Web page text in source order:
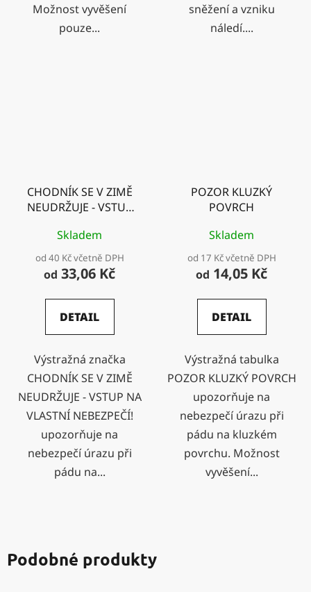
Možnost vyvěšení
pouze...
sněžení a vzniku
náledí....
CHODNÍK SE V ZIMĚ
NEUDRŽUJE - VSTUP
NEBEZPEČÍ!
Skladem
od 40 Kč včetně DPH
od 33,06 Kč
DETAIL
Výstražná značka
CHODNÍK SE V ZIMĚ
NEUDRŽUJE - VSTUP NA
VLASTNÍ NEBEZPEČÍ!
upozorňuje na
nebezpečí úrazu při
pádu na...
POZOR KLUZKÝ
POVRCH
Skladem
od 17 Kč včetně DPH
od 14,05 Kč
DETAIL
Výstražná tabulka
POZOR KLUZKÝ POVRCH
upozorňuje na
nebezpečí úrazu při
pádu na kluzkém
povrchu. Možnost
vyvěšení...
Podobné produkty